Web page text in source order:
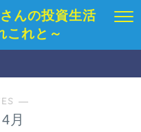
んの投資生活
これと～
―
月